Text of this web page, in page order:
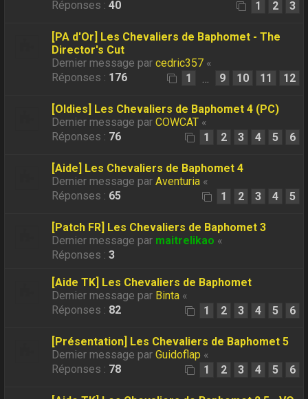
Réponses :40 1 2 3
[PA d'Or] Les Chevaliers de Baphomet - The
Director's Cut
Dernier message parcedric357 «
Réponses : 176 1 … 9 10 11 12
[Oldies] Les Chevaliers de Baphomet 4 (PC)
Dernier message parCOWCAT «
Réponses : 76 1 2 3 4 5 6
[Aide] Les Chevaliers de Baphomet 4
Dernier message parAventuria «
Réponses : 65 1 2 3 4 5
[Patch FR] Les Chevaliers de Baphomet 3
Dernier message par maitrelikao «
Réponses :3
[Aide TK] Les Chevaliers de Baphomet
Dernier message par Binta «
Réponses : 82 1 2 3 4 5 6
[Présentation] Les Chevaliers de Baphomet 5
Dernier message parGuidoflap «
Réponses : 78 1 2 3 4 5 6